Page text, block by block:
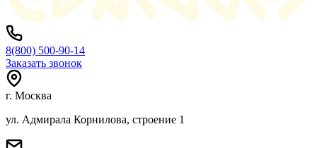
8(800) 500-90-14
Заказать звонок
г. Москва
ул. Адмирала Корнилова, строение 1